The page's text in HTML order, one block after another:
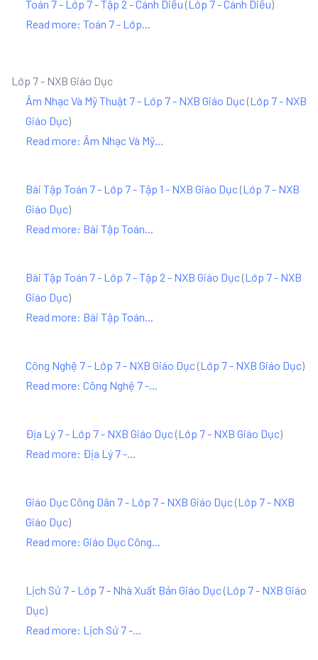
Toán 7 - Lớp 7 - Tập 2 - Cánh Diều (Lớp 7 - Cánh Diều)
Read more: Toán 7 - Lớp...
Lớp 7 - NXB Giáo Dục
Âm Nhạc Và Mỹ Thuật 7 - Lớp 7 - NXB Giáo Dục(Lớp 7 - NXB
Giáo Dục)
Read more: Âm Nhạc Và Mỹ...
Bài Tập Toán 7 - Lớp 7 - Tập 1 - NXB Giáo Dục(Lớp 7 - NXB
Giáo Dục)
Read more: Bài Tập Toán...
Bài Tập Toán 7 - Lớp 7 - Tập 2 - NXB Giáo Dục(Lớp 7 - NXB
Giáo Dục)
Read more: Bài Tập Toán...
Công Nghệ 7 - Lớp 7 - NXB Giáo Dục(Lớp 7 - NXB Giáo Dục)
Read more: Công Nghệ 7 -...
Địa Lý 7 - Lớp 7 - NXB Giáo Dục(Lớp 7 - NXB Giáo Dục)
Read more: Địa Lý 7 -...
Giáo Dục Công Dân 7 - Lớp 7 - NXB Giáo Dục(Lớp 7 - NXB
Giáo Dục)
Read more: Giáo Dục Công...
Lịch Sử 7 - Lớp 7 - Nhà Xuất Bản Giáo Dục(Lớp 7 - NXB Giáo
Dục)
Read more: Lịch Sử 7 -...